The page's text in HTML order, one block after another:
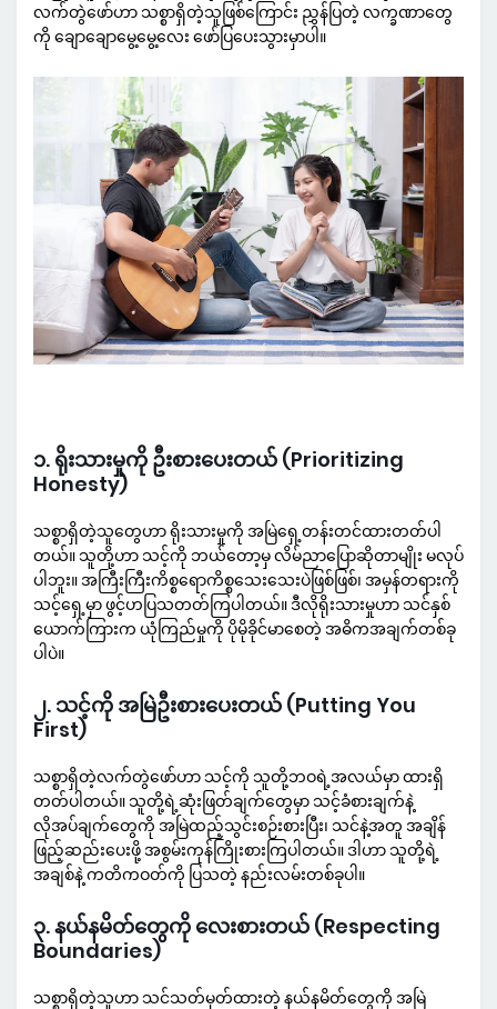
လက်တွဲဖော်ဟာ သစ္စာရှိတဲ့သူဖြစ်ကြောင်း ညွှန်ပြတဲ့ လက္ခဏာတွေ
ကို ချောချောမွေ့မွေ့လေး ဖော်ပြပေးသွားမှာပါ။
၁. ရိုးသားမှုကို ဦးစားပေးတယ် (Prioritizing
Honesty)
သစ္စာရှိတဲ့သူတွေဟာ ရိုးသားမှုကို အမြဲရှေ့တန်းတင်ထားတတ်ပါ
တယ်။ သူတို့ဟာ သင့်ကို ဘယ်တော့မှ လိမ်ညာပြောဆိုတာမျိုး မလုပ်
ပါဘူး။ အကြီးကြီးကိစ္စရောကိစ္စသေးသေးပဲဖြစ်ဖြစ်၊ အမှန်တရားကို
သင့်ရှေ့မှာ ဖွင့်ဟပြသတတ်ကြပါတယ်။ ဒီလိုရိုးသားမှုဟာ သင်နှစ်
ယောက်ကြားက ယုံကြည်မှုကို ပိုမိုခိုင်မာစေတဲ့ အဓိကအချက်တစ်ခု
ပါပဲ။
၂. သင့်ကို အမြဲဦးစားပေးတယ် (Putting You
First)
သစ္စာရှိတဲ့လက်တွဲဖော်ဟာ သင့်ကို သူတို့ဘဝရဲ့အလယ်မှာ ထားရှိ
တတ်ပါတယ်။ သူတို့ရဲ့ဆုံးဖြတ်ချက်တွေမှာ သင့်ခံစားချက်နဲ့
လိုအပ်ချက်တွေကို အမြဲထည့်သွင်းစဉ်းစားပြီး၊ သင်နဲ့အတူ အချိန်
ဖြည့်ဆည်းပေးဖို့ အစွမ်းကုန်ကြိုးစားကြပါတယ်။ ဒါဟာ သူတို့ရဲ့
အချစ်နဲ့ ကတိကဝတ်ကို ပြသတဲ့ နည်းလမ်းတစ်ခုပါ။
၃. နယ်နမိတ်တွေကို လေးစားတယ် (Respecting
Boundaries)
သစ္စာရှိတဲ့သူဟာ သင်သတ်မှတ်ထားတဲ့ နယ်နမိတ်တွေကို အမြဲ